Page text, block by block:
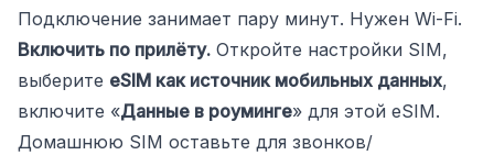
Подключение занимает пару минут. Нужен Wi-Fi.
Включить по прилёту. Откройте настройки SIM,
выберите eSIM как источник мобильных данных,
включите «Данные в роуминге» для этой eSIM.
Домашнюю SIM оставьте для звонков/